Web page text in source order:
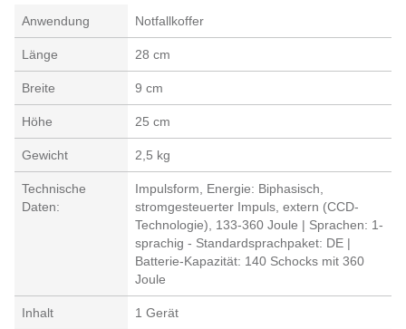
Anwendung Notfallkoffer
Länge 28 cm
Breite 9 cm
Höhe 25 cm
Gewicht 2,5 kg
Technische
Daten:
Impulsform, Energie: Biphasisch,
stromgesteuerter Impuls, extern (CCD-
Technologie), 133-360 Joule | Sprachen: 1-
sprachig - Standardsprachpaket: DE |
Batterie-Kapazität: 140 Schocks mit 360
Joule
Inhalt 1 Gerät